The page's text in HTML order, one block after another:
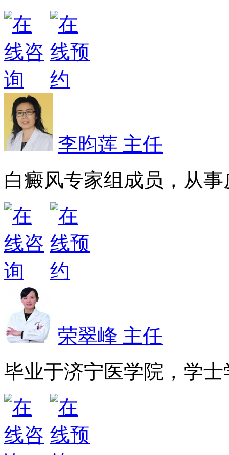
李昀莲 主任
白癜风专家组成员，从
荣翠峰 主任
毕业于济宁医学院，学